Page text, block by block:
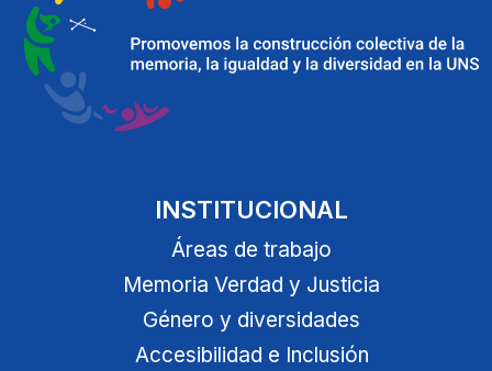
INSTITUCIONAL
Áreas de trabajo
Memoria Verdad y Justicia
Género y diversidades
Accesibilidad e Inclusión